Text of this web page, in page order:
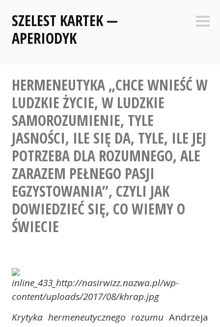
content
SZELEST KARTEK —
APERIODYK
HERMENEUTYKA „CHCE WNIEŚĆ W
LUDZKIE ŻYCIE, W LUDZKIE
SAMOROZUMIENIE, TYLE
JASNOŚCI, ILE SIĘ DA, TYLE, ILE JEJ
POTRZEBA DLA ROZUMNEGO, ALE
ZARAZEM PEŁNEGO PASJI
EGZYSTOWANIA”, CZYLI JAK
DOWIEDZIEĆ SIĘ, CO WIEMY O
ŚWIECIE
Krytyka hermeneutycznego rozumu Andrzeja